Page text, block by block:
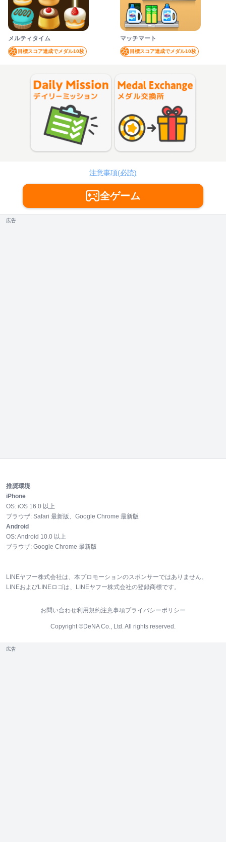
メルティタイム
目標スコア達成でメダル10枚
マッチマート
目標スコア達成でメダル10枚
Mission
注意事項(必読)
全ゲーム
広告
推奨環境
iPhone
OS: iOS 16.0 以上
ブラウザ: Safari 最新版、Google Chrome 最新版
Android
OS:Android 10.0 以上
ブラウザ: Google Chrome 最新版
LINEヤフー株式会社は、本プロモーションのスポンサーではありません。
LINEおよびLINEロゴは、LINEヤフー株式会社の登録商標です。
お問い合わせ利用規約注意事項プライバシーポリシー
Copyright ©DeNA Co., Ltd. All rights reserved.
広告